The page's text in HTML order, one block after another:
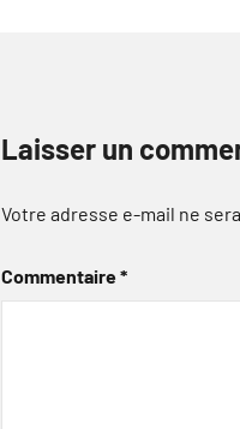
Laisser un
Votre adresse e-mail ne
Commentaire*